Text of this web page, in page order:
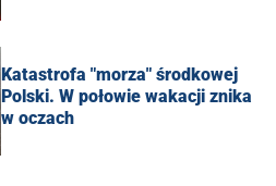
Katastrofa "morza" środkowej
Polski. W połowie wakacji znika
w oczach